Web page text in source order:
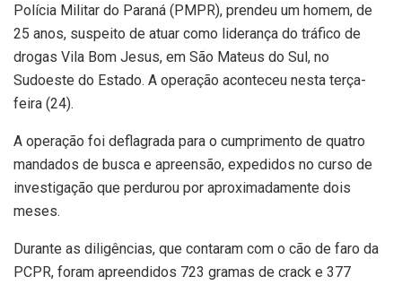
Polícia Militar do Paraná (PMPR), prendeu um homem, de
25 anos, suspeito de atuar como liderança do tráfico de
drogas Vila Bom Jesus, em São Mateus do Sul, no
Sudoeste do Estado. A operação aconteceu nesta terça-
feira (24).
A operação foi deflagrada para o cumprimento de quatro
mandados de busca e apreensão, expedidos no curso de
investigação que perdurou por aproximadamente dois
meses.
Durante as diligências, que contaram com o cão de faro da
PCPR, foram apreendidos 723 gramas de crack e 377